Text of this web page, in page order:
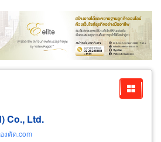
Manufacturer
Dealer
Service Business
Co., Ltd.
งตัด.com